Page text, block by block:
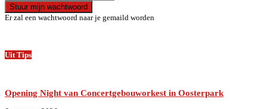
Er zal een wachtwoord naar je gemaild worden
Uit Tips
Opening Night van Concertgebouworkest in Oosterpark